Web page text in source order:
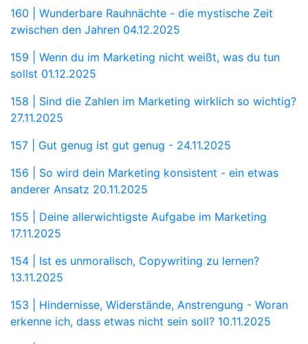
160 | Wunderbare Rauhnächte - die mystische Zeit
zwischen den Jahren 04.12.2025
159 | Wenn du im Marketing nicht weißt, was du tun
sollst 01.12.2025
158 | Sind die Zahlen im Marketing wirklich so wichtig?
27.11.2025
157 | Gut genug ist gut genug - 24.11.2025
156 | So wird dein Marketing konsistent - ein etwas
anderer Ansatz 20.11.2025
155 | Deine allerwichtigste Aufgabe im Marketing
17.11.2025
154 | Ist es unmoralisch, Copywriting zu lernen?
13.11.2025
153 | Hindernisse, Widerstände, Anstrengung - Woran
erkenne ich, dass etwas nicht sein soll? 10.11.2025